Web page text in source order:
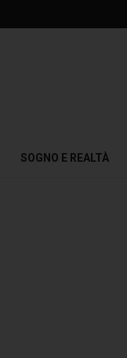
SOGNO E REALTÀ